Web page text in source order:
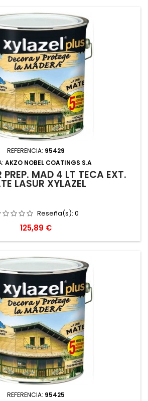
REFERENCIA: 95429
AKZO NOBEL COATINGS S.A
PREP. MAD 4 LT TECA EXT.
LASUR XYLAZEL
Reseña(s): 0
Precio
125,89 €
REFERENCIA: 95425